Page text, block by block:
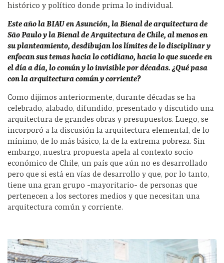
histórico y político donde prima lo individual.
Este año la BIAU en Asunción, la Bienal de arquitectura de
São Paulo y la Bienal de Arquitectura de Chile, al menos en
su planteamiento, desdibujan los límites de lo disciplinar y
enfocan sus temas hacia lo cotidiano, hacia lo que sucede en
el día a día, lo común y lo invisible por décadas. ¿Qué pasa
con la arquitectura común y corriente?
Como dijimos anteriormente, durante décadas se ha
celebrado, alabado, difundido, presentado y discutido una
arquitectura de grandes obras y presupuestos. Luego, se
incorporó a la discusión la arquitectura elemental, de lo
mínimo, de lo más básico, la de la extrema pobreza. Sin
embargo, nuestra propuesta apela al contexto socio
económico de Chile, un país que aún no es desarrollado
pero que si está en vías de desarrollo y que, por lo tanto,
tiene una gran grupo -mayoritario- de personas que
pertenecen a los sectores medios y que necesitan una
arquitectura común y corriente.